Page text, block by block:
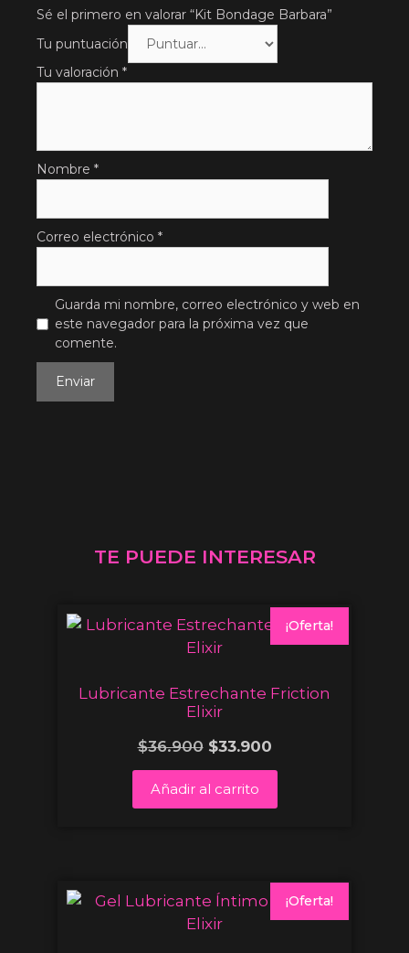
Sé el primero en valorar “Kit Bondage Barbara”
Tu puntuación
Tu valoración *
Nombre *
Correo electrónico *
Guarda mi nombre, correo electrónico y web en
este navegador para la próxima vez que
comente.
TE PUEDE INTERESAR
¡Oferta!
Lubricante Estrechante Friction
Elixir
$36.900 $33.900
Añadir al carrito
¡Oferta!